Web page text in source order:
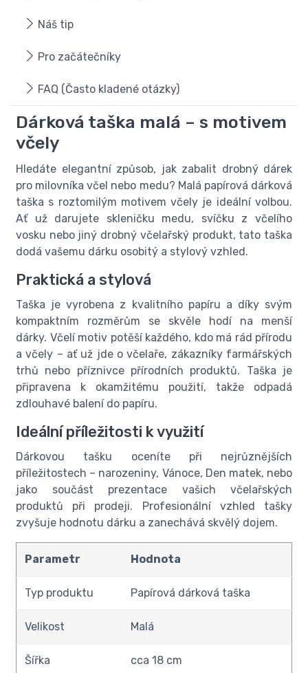
Náš tip
Pro začátečníky
FAQ (Často kladené otázky)
Dárková taška malá – s motivem
včely
Hledáte elegantní způsob, jak zabalit drobný dárek
pro milovníka včel nebo medu? Malá papírová dárková
taška s roztomilým motivem včely je ideální volbou.
Ať už darujete skleničku medu, svíčku z včelího
vosku nebo jiný drobný včelařský produkt, tato taška
dodá vašemu dárku osobitý a stylový vzhled.
Praktická a stylová
Taška je vyrobena z kvalitního papíru a díky svým
kompaktním rozměrům se skvěle hodí na menší
dárky. Včelí motiv potěší každého, kdo má rád přírodu
a včely – ať už jde o včelaře, zákazníky farmářských
trhů nebo příznivce přírodních produktů. Taška je
připravena k okamžitému použití, takže odpadá
zdlouhavé balení do papíru.
Ideální příležitosti k využití
Dárkovou tašku oceníte při nejrůznějších
příležitostech – narozeniny, Vánoce, Den matek, nebo
jako součást prezentace vašich včelařských
produktů při prodeji. Profesionální vzhled tašky
zvyšuje hodnotu dárku a zanechává skvělý dojem.
Parametr Hodnota
Typ produktu Papírová dárková taška
Velikost Malá
Šířka cca 18 cm